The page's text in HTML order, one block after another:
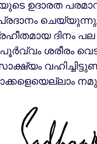
ഉദാരത
ദിനം
ശരീരം